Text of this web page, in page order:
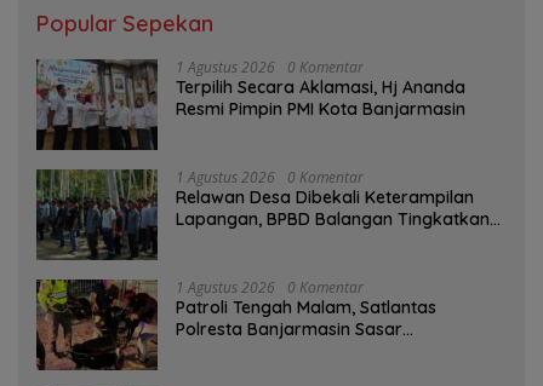
Popular Sepekan
1 Agustus 2026 0 Komentar
‎Terpilih Secara Aklamasi, Hj Ananda
Resmi Pimpin PMI Kota Banjarmasin
1 Agustus 2026 0 Komentar
Relawan Desa Dibekali Keterampilan
Lapangan, BPBD Balangan Tingkatkan
1 Agustus 2026 0 Komentar
Patroli Tengah Malam, Satlantas
Polresta Banjarmasin Sasar